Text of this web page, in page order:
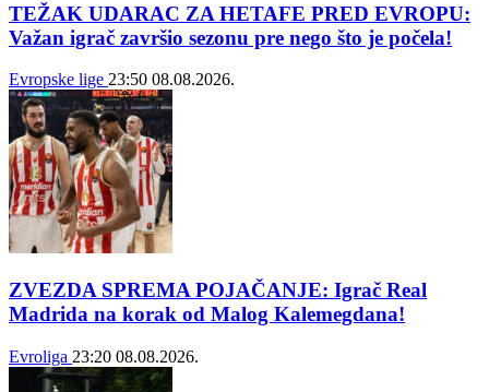
TEŽAK UDARAC ZA HETAFE PRED EVROPU:
Važan igrač završio sezonu pre nego što je počela!
Evropske lige 23:50 08.08.2026.
ZVEZDA SPREMA POJAČANJE: Igrač Real
Madrida na korak od Malog Kalemegdana!
Evroliga 23:20 08.08.2026.